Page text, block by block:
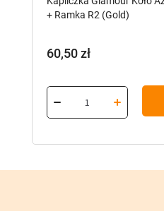
+ Ramka R2 (Gold)
60,50zł